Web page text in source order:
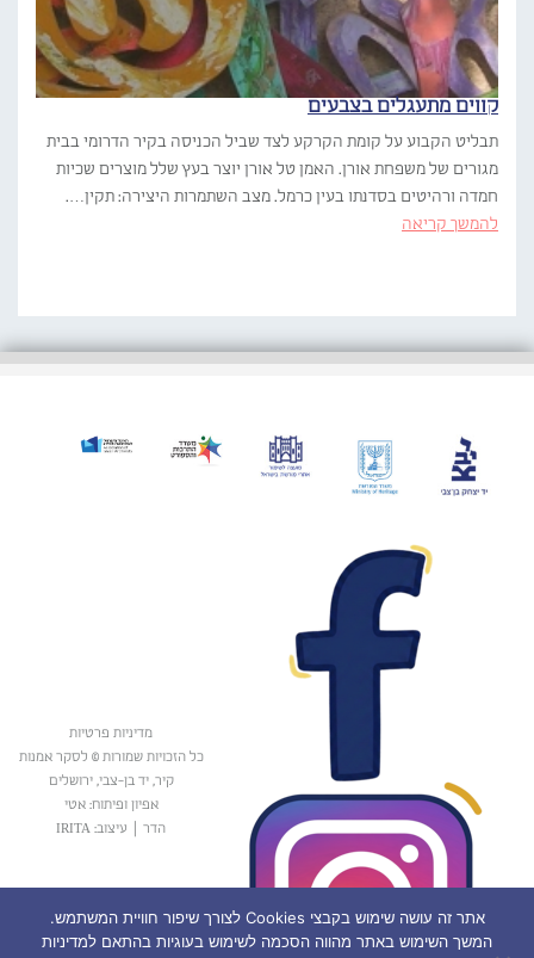
קווים מתעגלים בצבעים
תבליט הקבוע על קומת הקרקע לצד שביל הכניסה בקיר הדרומי בבית
מגורים של משפחת אורן. האמן טל אורן יוצר בעץ שלל מוצרים שכיות
חמדה ורהיטים בסדנתו בעין כרמל. מצב השתמרות היצירה: תקין….
להמשך קריאה
אתר זה עושה שימוש בקבצי Cookies לצורך שיפור חוויית המשתמש.
המשך השימוש באתר מהווה הסכמה לשימוש בעוגיות בהתאם למדיניות
מדיניות פרטיות
כל הזכויות שמורות © לסקר אמנות
קיר, יד בן-צבי, ירושלים
אפיון ופיתוח: אטי
הדר
עיצוב: IRITA